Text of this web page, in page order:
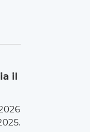
il